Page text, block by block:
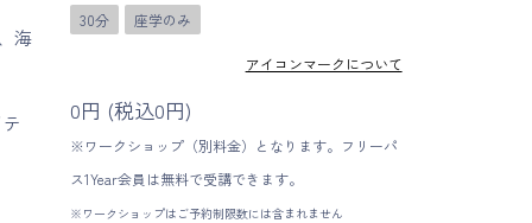
30分 座学のみ
アイコンマークについて
0円 (税込0円)
※ワークショップ（別料金）となります。フリーパ
ス1Year会員は無料で受講できます。
※ワークショップはご予約制限数には含まれません
海